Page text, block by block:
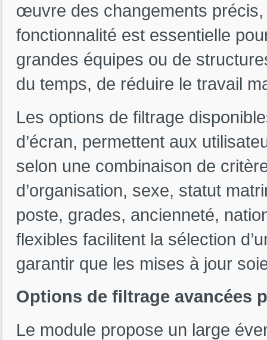
œuvre des changements
fonctionnalité est essentielle
grandes équipes ou de
du temps, de réduire le travail
Les options de filtrage
d’écran, permettent aux
selon une combinaison de
d’organisation, sexe, statut
poste, grades, ancienneté,
flexibles facilitent la sélection
garantir que les mises à jour
Options de filtrage avancées
Le module propose un large